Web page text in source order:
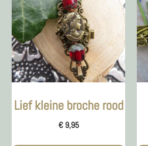
Lief kleine broche rood
€9,95